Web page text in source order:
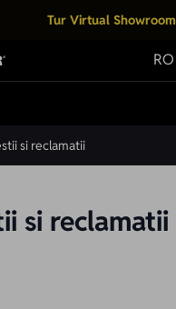
Tur Virtual Showroom
RO
si reclamatii
si reclamatii